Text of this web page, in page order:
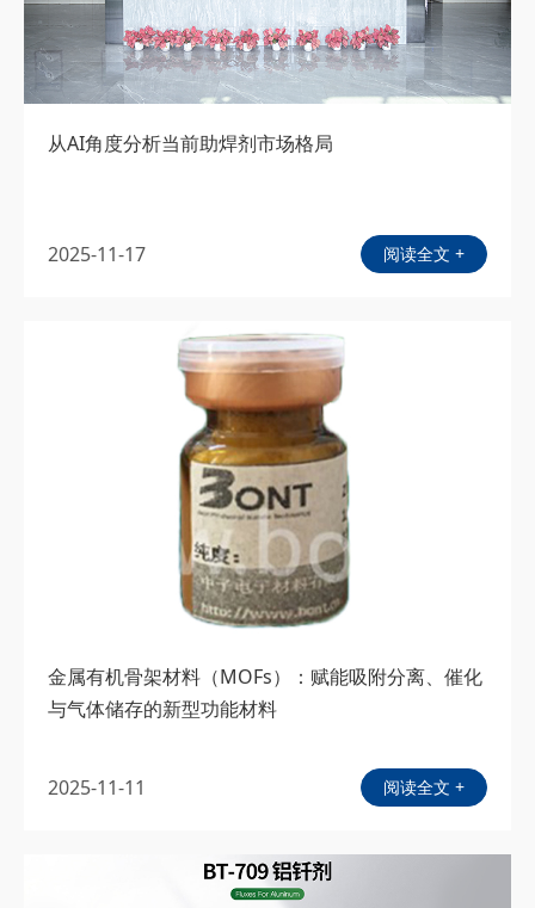
从AI角度分析当前助焊剂市场格局
2025-11-17 阅读全文 +
金属有机骨架材料（MOFs）：赋能吸附分离、催化
与气体储存的新型功能材料
2025-11-11 阅读全文 +